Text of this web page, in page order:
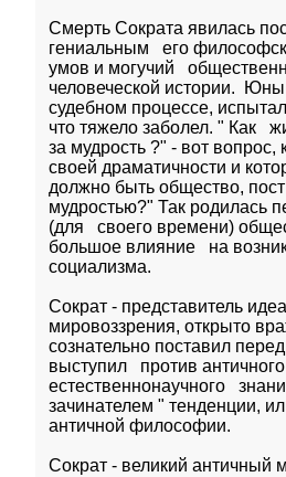
Смерть Сократа явилась
гениальным   его
умов и могучий
человеческой истории.
судебном процессе,
что тяжело заболел. " Как
за мудрость ?" - вот вопрос,
своей драматичности и
должно быть общество,
мудростью?" Так родилась
(для   своего времени)
большое влияние   на
социализма.
Сократ - представитель
мировоззрения, открыто
сознательно поставил
выступил   против
естественнонаучного
зачинателем " тенденции,
античной философии.
Сократ - великий античный